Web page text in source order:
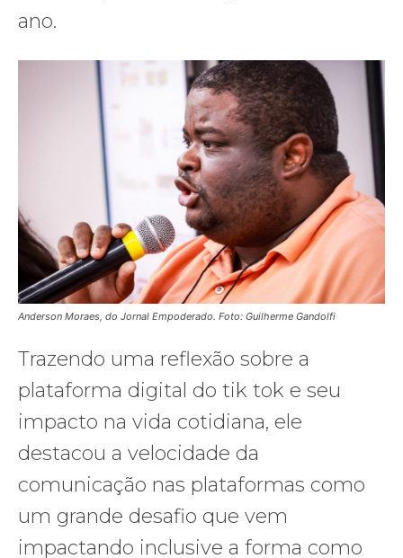
ano.
Anderson Moraes, do Jornal Empoderado. Foto: Guilherme Gandolfi
Trazendo uma reflexão sobre a
plataforma digital do tik tok e seu
impacto na vida cotidiana, ele
destacou a velocidade da
comunicação nas plataformas como
um grande desafio que vem
impactando inclusive a forma como